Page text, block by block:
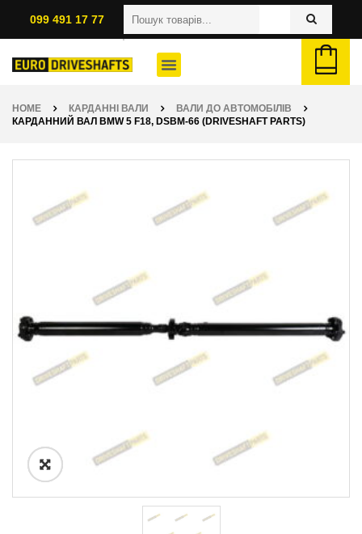
099 491 17 77
HOME КАРДАННІ ВАЛИ
ВАЛИ ДО АВТОМОБІЛІВ
КАРДАННИЙ ВАЛ BMW 5 F18, DSBM-66 (DRIVESHAFT PARTS)